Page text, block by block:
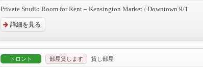
Private Studio Room for Rent – Kensington Market / Downtown 9/1
詳細を見る
トロント 部屋貸します 貸し部屋